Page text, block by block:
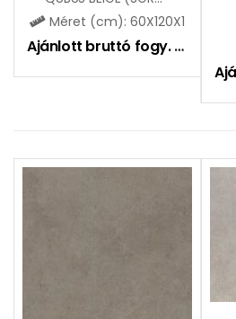
Méret (cm): 60X120X1
Ajánlott bruttó fogy. ár: